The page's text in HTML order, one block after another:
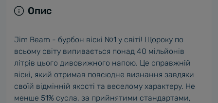
Опис
Jim Beam - бурбон віскі №1 у світі! Щороку по
всьому світу випивається понад 40 мільйонів
літрів цього дивовижного напою. Це справжній
віскі, який отримав повсюдне визнання завдяки
своїй відмінній якості та веселому характеру. Не
менше 51% сусла, за прийнятими стандартами,